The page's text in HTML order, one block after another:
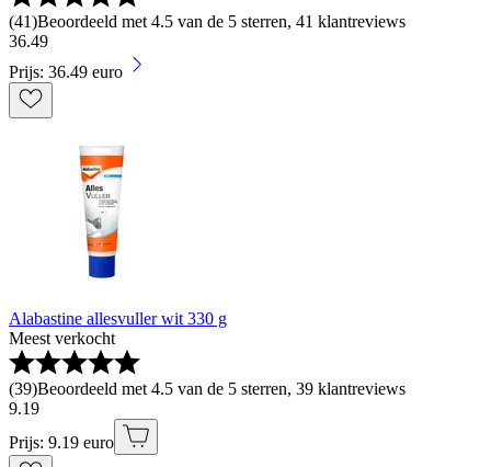
(41)Beoordeeld met 4.5 van de 5 sterren, 41 klantreviews
36.49
Prijs: 36.49 euro
Alabastine allesvuller wit 330 g
Meest verkocht
(39)Beoordeeld met 4.5 van de 5 sterren, 39 klantreviews
9.19
Prijs: 9.19 euro